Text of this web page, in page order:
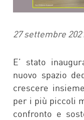
27 settembre
E’ stato
nuovo spazio
crescere
per i più piccoli
confronto e